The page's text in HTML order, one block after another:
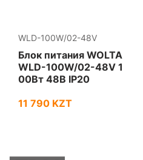
WLD-100W/02-48V
Блок питания WOLTA
WLD-100W/02-48V 1
00Вт 48В IP20
11 790 KZT